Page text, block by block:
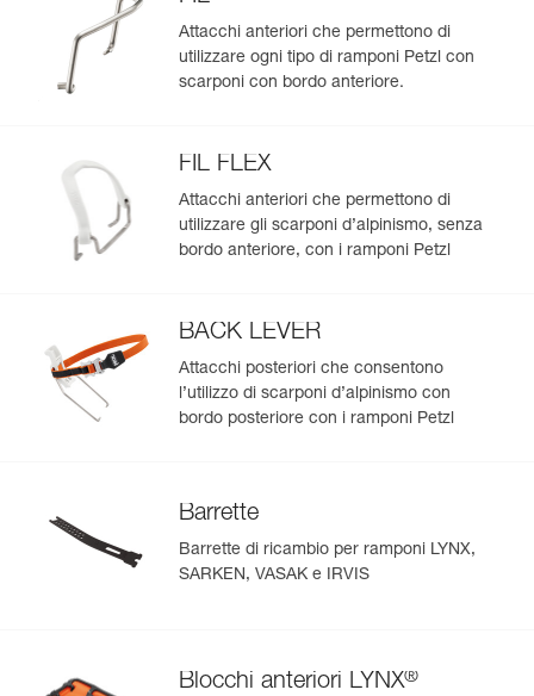
Attacchi anteriori che permettono di
utilizzare ogni tipo di ramponi Petzl con
scarponi con bordo anteriore.
FIL FLEX
Attacchi anteriori che permettono di
utilizzare gli scarponi d’alpinismo, senza
bordo anteriore, con i ramponi Petzl
BACK LEVER
Attacchi posteriori che consentono
l’utilizzo di scarponi d’alpinismo con
bordo posteriore con i ramponi Petzl
Barrette
Barrette di ricambio per ramponi LYNX,
SARKEN, VASAK e IRVIS
Blocchi anteriori LYNX®